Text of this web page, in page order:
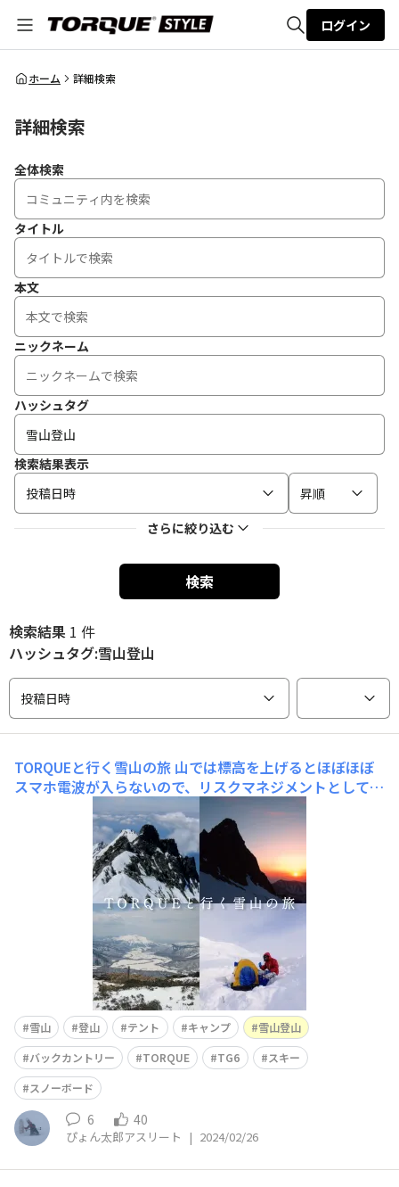
全体検索
ログイン
ホーム 詳細検索
詳細検索
全体検索
タイトル
本文
ニックネーム
ハッシュタグ
検索結果表示
投稿日時
昇順
さらに絞り込む
検索
検索結果 1 件
ハッシュタグ:雪山登山
投稿日時
TORQUEと行く雪山の旅 山では標高を上げるとほぼほぼ
スマホ電波が入らないので、リスクマネジメントとして山
に入る前に山岳地図を反映させた山岳アプリGPSをダウン
ロードしスマホに入れ、山では自分がいる場所を常にGPS
で把握する。以前iPhoneを使っていただが雪山では温度
が低いのですぐに吹っ飛び使えなりよく、位置がわかなく
雪山 登山 テント キャンプ
雪山登山
バックカントリー
TORQUE TG6
スキー
スノーボード
6 40
ぴょん太郎アスリート | 2024/02/26